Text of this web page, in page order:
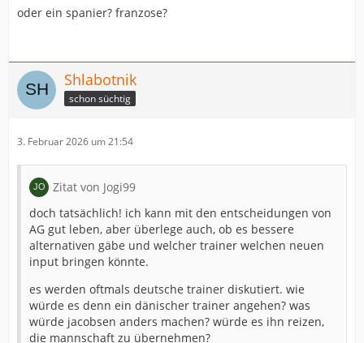
oder ein spanier? franzose?
Shlabotnik
schon süchtig
3. Februar 2026 um 21:54
Zitat von Jogi99
doch tatsächlich! ich kann mit den entscheidungen von
AG gut leben, aber überlege auch, ob es bessere
alternativen gäbe und welcher trainer welchen neuen
input bringen könnte.
es werden oftmals deutsche trainer diskutiert. wie
würde es denn ein dänischer trainer angehen? was
würde jacobsen anders machen? würde es ihn reizen,
die mannschaft zu übernehmen?